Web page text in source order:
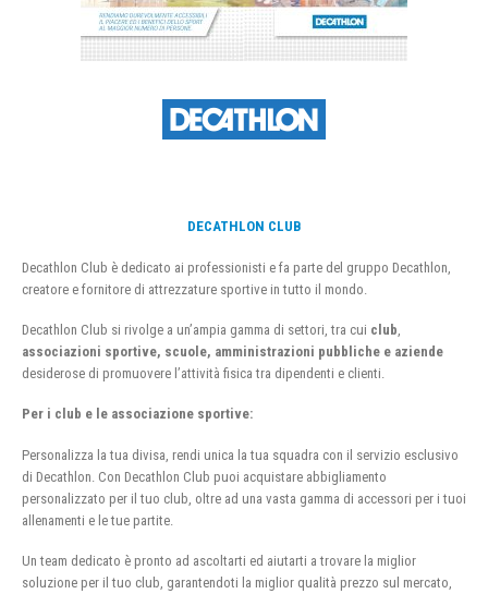
DECATHLON CLUB
Decathlon Club è dedicato ai professionisti e fa parte del gruppo Decathlon,
creatore e fornitore di attrezzature sportive in tutto il mondo.
Decathlon Club si rivolge a un’ampia gamma di settori, tra cui club
associazioni sportive, scuole, amministrazioni pubbliche e aziende
desiderose di promuovere l’attività fisica tra dipendenti e clienti.
Per i club e le associazione sportive:
Personalizza la tua divisa, rendi unica la tua squadra con il servizio esclusivo
di Decathlon. Con Decathlon Club puoi acquistare abbigliamento
personalizzato per il tuo club, oltre ad una vasta gamma di accessori per i tuoi
allenamenti e le tue partite.
Un team dedicato è pronto ad ascoltarti ed aiutarti a trovare la miglior
soluzione per il tuo club, garantendoti la miglior qualità prezzo sul mercato,